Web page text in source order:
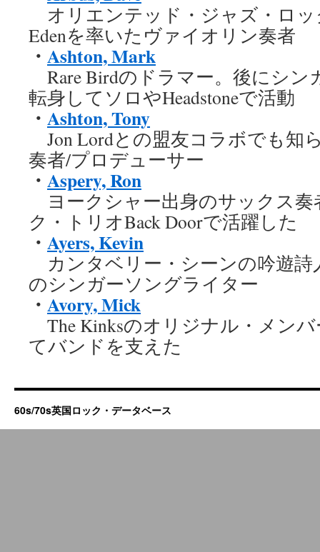
オリエンテッド・ジャズ・ロッ
Edenを率いたヴァイオリン奏者
・ Ashton, Mark
Rare Birdのドラマー。後にシン
転身してソロやHeadstoneで活動
・ Ashton, Tony
Jon Lordとの盟友コラボでも知
奏者/プロデューサー
・ Aspery, Ron
ヨークシャー出身のサックス奏
ク・トリオBack Doorで活躍した
・ Ayers, Kevin
カンタベリー・シーンの吟遊詩
のシンガーソングライター
・ Avory, Mick
The Kinksのオリジナル・メン
てバンドを支えた
60s/70s英国ロック・データベース